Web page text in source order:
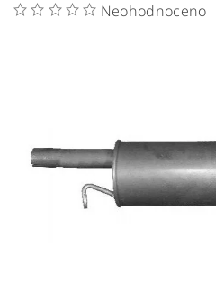
Neohodnoceno